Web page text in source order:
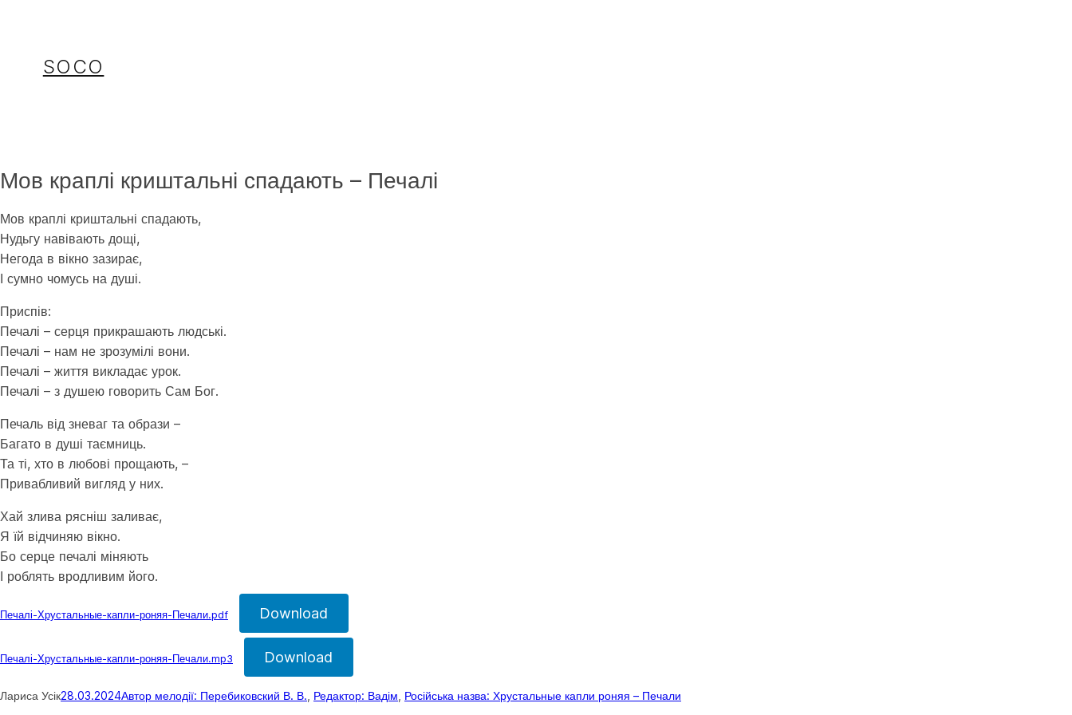
SOCO
Мов краплі криштальні спадають – Печалі
Мов краплі криштальні спадають,
Нудьгу навівають дощі,
Негода в вікно зазирає,
І сумно чомусь на душі.
Приспів:
Печалі – серця прикрашають людські.
Печалі – нам не зрозумілі вони.
Печалі – життя викладає урок.
Печалі – з душею говорить Сам Бог.
Печаль від зневаг та образи –
Багато в душі таємниць.
Та ті, хто в любові прощають, –
Привабливий вигляд у них.
Хай злива рясніш заливає,
Я їй відчиняю вікно.
Бо серце печалі міняють
І роблять вродливим його.
Печалі-Хрустальные-капли-роняя-Печали.pdf Download
Печалі-Хрустальные-капли-роняя-Печали.mp3 Download
Лариса Усік28.03.2024Автор мелодії: Перебиковский В. В. Редактор: Вадім Російська назва: Хрустальные капли роняя – Печали